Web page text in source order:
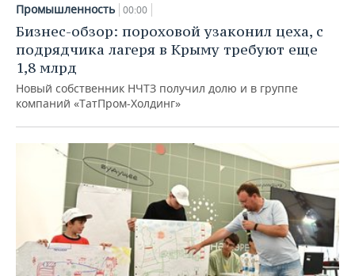
Промышленность 00:00
Бизнес-обзор: пороховой узаконил цеха, с
подрядчика лагеря в Крыму требуют еще
1,8 млрд
Новый собственник НЧТЗ получил долю и в группе
компаний «ТатПром-Холдинг»